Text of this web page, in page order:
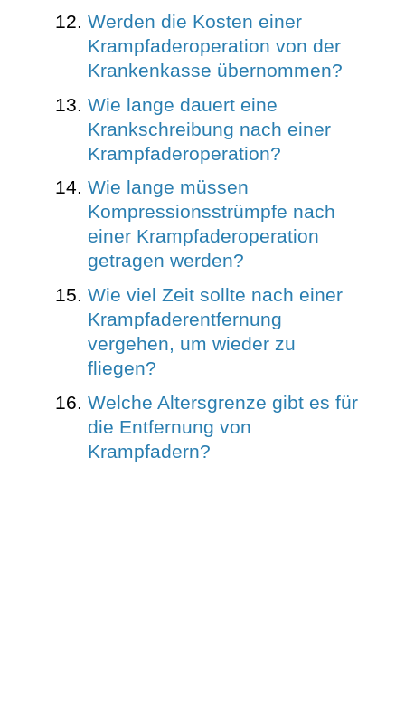
Werden die Kosten einer
Krampfaderoperation von der
Krankenkasse übernommen?
Wie lange dauert eine
Krankschreibung nach einer
Krampfaderoperation?
Wie lange müssen
Kompressionsstrümpfe nach
einer Krampfaderoperation
getragen werden?
Wie viel Zeit sollte nach einer
Krampfaderentfernung
vergehen, um wieder zu
fliegen?
Welche Altersgrenze gibt es für
die Entfernung von
Krampfadern?